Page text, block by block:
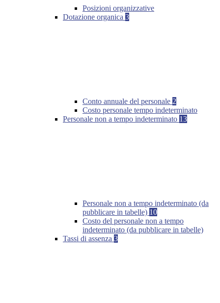
Posizioni organizzative
Dotazione organica 3
Conto annuale del personale 2
Costo personale tempo indeterminato
Personale non a tempo indeterminato 13
Personale non a tempo indeterminato (da
pubblicare in tabelle) 10
Costo del personale non a tempo
indeterminato (da pubblicare in tabelle)
Tassi di assenza 3